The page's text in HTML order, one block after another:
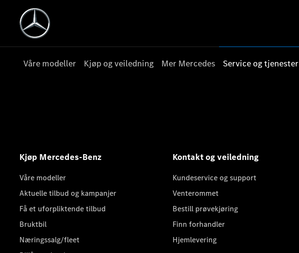
Våre modeller Kjøp og veiledning Mer Mercedes Service og tjenester
Kjøp Mercedes-Benz
Våre modeller
Aktuelle tilbud og kampanjer
Få et uforpliktende tilbud
Bruktbil
Næringssalg/fleet
Kontakt og veiledning
Kundeservice og support
Venterommet
Bestill prøvekjøring
Finn forhandler
Hjemlevering